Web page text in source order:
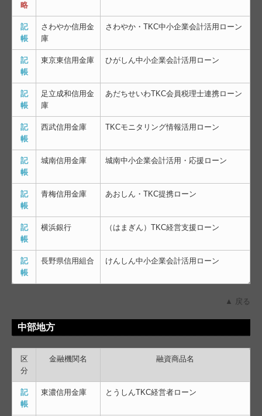
略
記
帳
さわやか信用金
庫
さわやか・TKC中小企業会計活用ローン
記
帳
東京東信用金庫 ひがしん中小企業会計活用ローン
記
帳
足立成和信用金
庫
あだちせいわTKC会員税理士連携ローン
記
帳
西武信用金庫 TKCモニタリング情報活用ローン
記
帳
城南信用金庫 城南中小企業会計活用・応援ローン
記
帳
青梅信用金庫 あおしん・TKC提携ローン
記
帳
横浜銀行 （はまぎん）TKC経営支援ローン
記
帳
長野県信用組合 けんしん中小企業会計活用ローン
▲ 戻る
中部地方
区
分
金融機関名 融資商品名
記
帳
東濃信用金庫 とうしんTKC経営者ローン